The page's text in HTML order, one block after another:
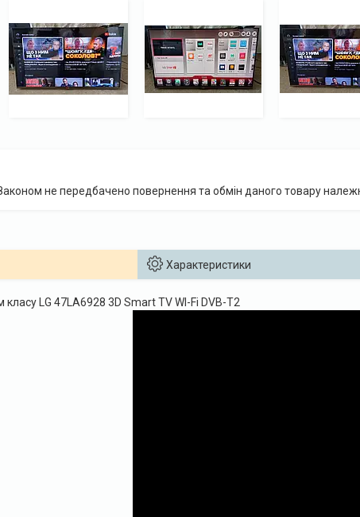
не передбачено повернення та обмін даного товару
Характеристики
класу LG 47LA6928 3D Smart TV WI-Fi DVB-T2